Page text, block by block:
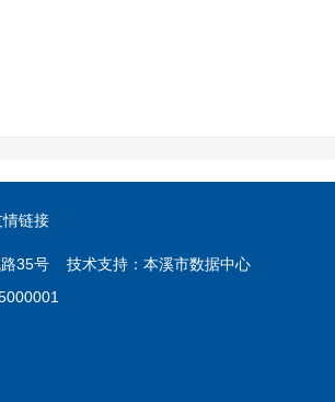
情链接
35号 技术支持：本溪市数据中心